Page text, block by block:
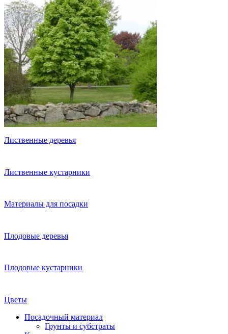
Лиственные деревья
Лиственные кустарники
Материалы для посадки
Плодовые деревья
Плодовые кустарники
Цветы
Посадочный материал
Грунты и субстраты